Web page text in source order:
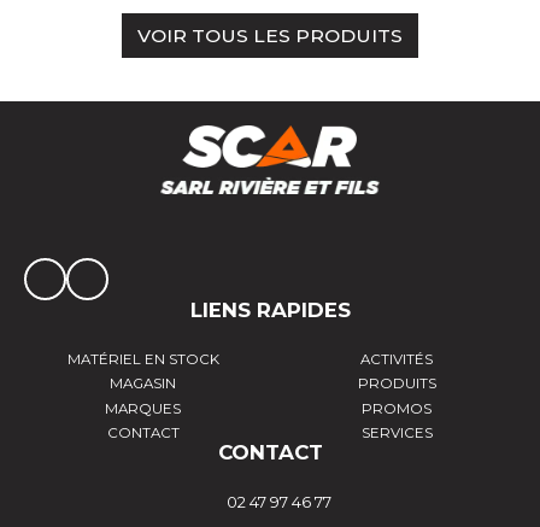
VOIR TOUS LES PRODUITS
LIENS RAPIDES
MATÉRIEL EN STOCK
ACTIVITÉS
MAGASIN
PRODUITS
MARQUES
PROMOS
CONTACT
SERVICES
CONTACT
02 47 97 46 77